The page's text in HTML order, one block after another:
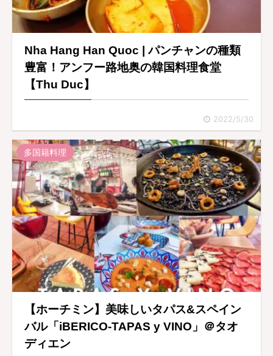
Nha Hang Han Quoc | パンチャンの種類
豊富！アンフー路地奥の韓国料理食堂
【Thu Duc】
2022/5/30
多国籍料理
【ホーチミン】美味しいタパス&スペイン
バル「iBERICO-TAPAS y VINO」＠タオ
ディエン